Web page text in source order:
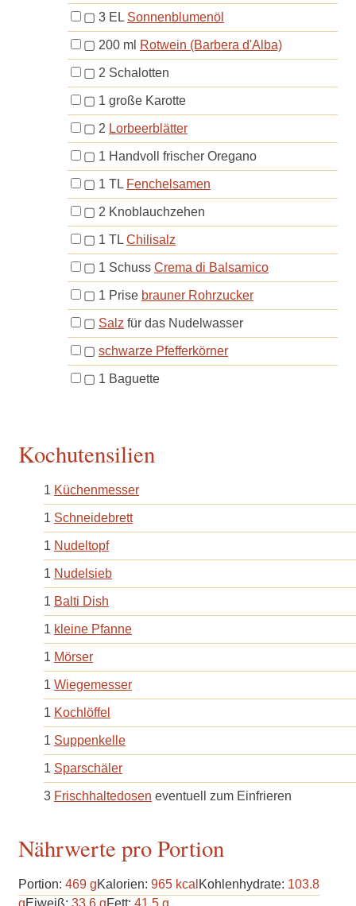
▢ 3 EL Sonnenblumenöl
▢ 200 ml Rotwein (Barbera d'Alba)
▢ 2 Schalotten
▢ 1 große Karotte
▢ 2 Lorbeerblätter
▢ 1 Handvoll frischer Oregano
▢ 1 TL Fenchelsamen
▢ 2 Knoblauchzehen
▢ 1 TL Chilisalz
▢ 1 Schuss Crema di Balsamico
▢ 1 Prise brauner Rohrzucker
▢ Salz für das Nudelwasser
▢ schwarze Pfefferkörner
▢ 1 Baguette
Kochutensilien
1 Küchenmesser
1 Schneidebrett
1 Nudeltopf
1 Nudelsieb
1 Balti Dish
1 kleine Pfanne
1 Mörser
1 Wiegemesser
1 Kochlöffel
1 Suppenkelle
1 Sparschäler
3 Frischhaltedosen eventuell zum Einfrieren
Nährwerte pro Portion
Portion: 469 gKalorien: 965 kcal Kohlenhydrate: 103.8
gEiweiß: 33.6 gFett: 41.5 g